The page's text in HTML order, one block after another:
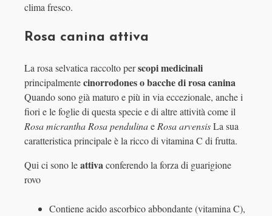
clima fresco.
Rosa canina attiva
La rosa selvatica raccolto perscopi medicinali
principalmentecinorrodones o bacche di rosa canina
Quando sono già maturo e più in via eccezionale, anche i
fiori e le foglie di questa specie e di altre attività come il
Rosa micranthaRosa pendulinaeRosa arvensisLa sua
caratteristica principale è la ricco di vitamina C di frutta.
Qui ci sono leattivaconferendo la forza di guarigione
rovo
Contiene acido ascorbico abbondante (vitamina C),